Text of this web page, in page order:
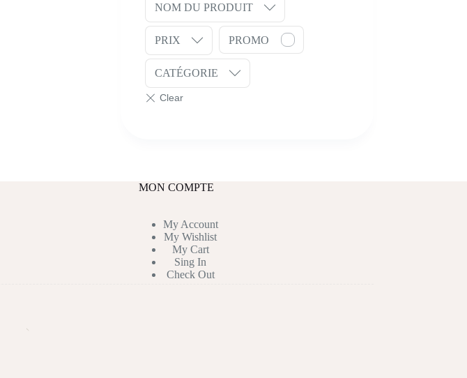
NOM DU PRODUIT
PRIX PROMO
CATÉGORIE
MON COMPTE
My Account
My Wishlist
My Cart
Sing In
Check Out